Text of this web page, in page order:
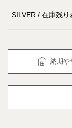
SILVER 在庫残り
納期や